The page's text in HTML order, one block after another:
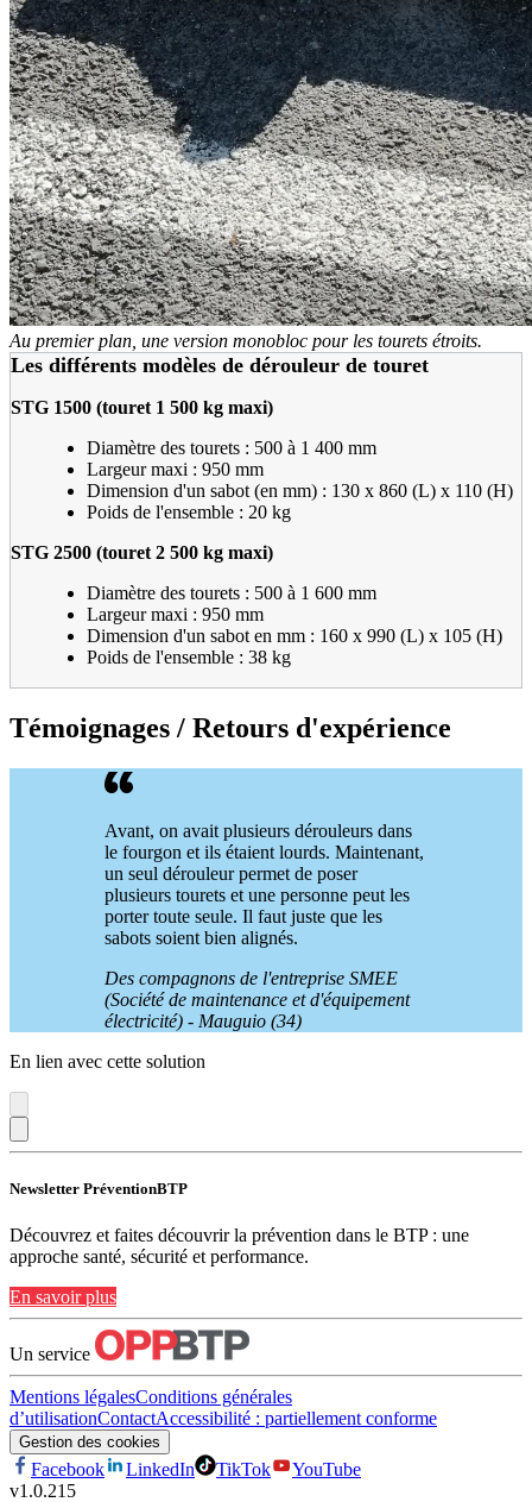
Au premier plan, une version monobloc pour les tourets étroits.
Les différents modèles de dérouleur de touret
STG 1500 (touret 1 500 kg maxi)
Diamètre des tourets : 500 à 1 400 mm
Largeur maxi : 950 mm
Dimension d'un sabot (en mm) : 130 x 860 (L) x 110 (H)
Poids de l'ensemble : 20 kg
STG 2500 (touret 2 500 kg maxi)
Diamètre des tourets : 500 à 1 600 mm
Largeur maxi : 950 mm
Dimension d'un sabot en mm : 160 x 990 (L) x 105 (H)
Poids de l'ensemble : 38 kg
Témoignages / Retours d'expérience
Avant, on avait plusieurs dérouleurs dans
le fourgon et ils étaient lourds. Maintenant,
un seul dérouleur permet de poser
plusieurs tourets et une personne peut les
porter toute seule. Il faut juste que les
sabots soient bien alignés.
Des compagnons de l'entreprise SMEE
(Société de maintenance et d'équipement
électricité) - Mauguio (34)
En lien avec cette solution
Newsletter PréventionBTP
Découvrez et faites découvrir la prévention dans le BTP : une
approche santé, sécurité et performance.
En savoir plus
Un service
Mentions légalesConditions générales
d’utilisationContactAccessibilité : partiellement conforme
Gestion des cookies
Facebook LinkedIn TikTok
YouTube
v1.0.215